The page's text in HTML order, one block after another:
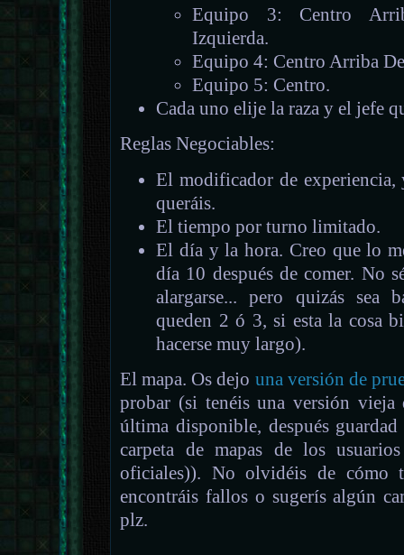
Equipo 3: Centro
Izquierda.
Equipo 4: Centro Arriba
Equipo 5: Centro.
Cada uno elije la raza y el jefe
Reglas Negociables:
El modificador de
queráis.
El tiempo por turno limitado.
El día y la hora. Creo que lo
día 10 después de comer. No
alargarse... pero quizás sea
queden 2 ó 3, si esta la cosa
hacerse muy largo).
El mapa. Os dejo una versión de
probar (si tenéis una versión
última disponible, después
carpeta de mapas de los
oficiales)). No olvidéis de cómo
encontráis fallos o sugerís algún
plz.